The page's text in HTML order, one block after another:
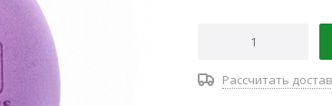
Рассчитать